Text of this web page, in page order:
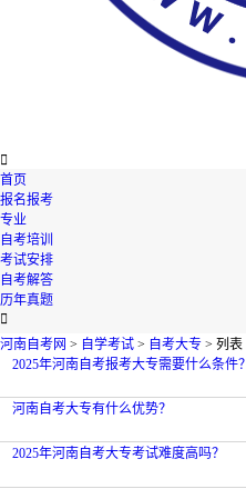

首页
报名报考
专业
自考培训
考试安排
自考解答
历年真题

河南自考网 > 自学考试 > 自考大专 > 列表
2025年河南自考报考大专需要什么条件？
河南自考大专有什么优势？
2025年河南自考大专考试难度高吗？